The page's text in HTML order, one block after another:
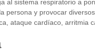
al sistema respiratorio a
persona y provocar
ataque cardíaco, arritmia